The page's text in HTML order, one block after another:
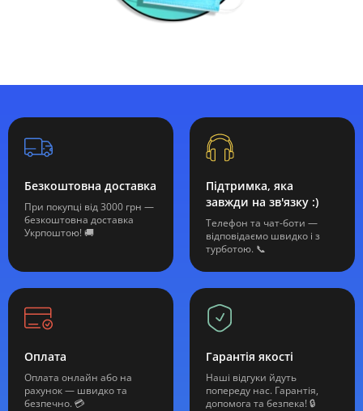
Безкоштовна доставка
При покупці від 3000 грн —
безкоштовна доставка
Укрпоштою! 🚚
Підтримка, яка
завжди на зв'язку :)
Телефон та чат-боти —
відповідаємо швидко і з
турботою. 📞
Оплата
Оплата онлайн або на
рахунок — швидко та
безпечно. 💳
Гарантія якості
Наші відгуки йдуть
попереду нас. Гарантія,
допомога та безпека! 🔒